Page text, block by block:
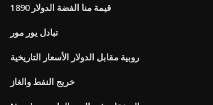
قيمة منا الفضة الدولار 1890
تبادل يور مور
روبية مقابل الدولار الأسعار التاريخية
خريج النفط والغاز